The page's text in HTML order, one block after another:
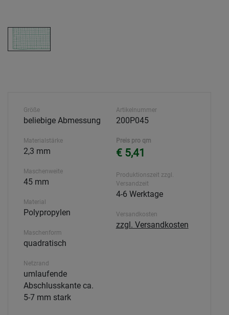
Größe
beliebige Abmessung
Materialstärke
2,3 mm
Maschenweite
45 mm
Material
Polypropylen
Maschenform
quadratisch
Netzrand
umlaufende
Abschlusskante ca.
5-7 mm stark
Artikelnummer
200P045
Preis pro qm
€ 5,41
Produktionszeit zzgl.
Versandzeit
4-6 Werktage
Versandkosten
zzgl. Versandkosten